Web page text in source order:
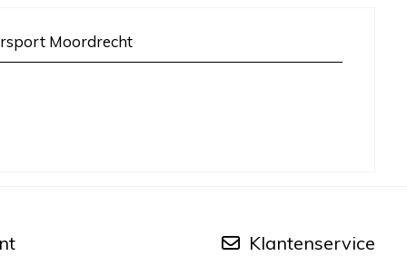
Moordrecht
Klantenservice